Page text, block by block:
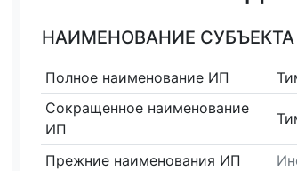
НАИМЕНОВАНИЕ
Полное наименование ИП
Сокращенное наименование
ИП
Прежние наименования ИП